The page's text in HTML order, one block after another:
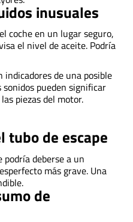
inusuales
coche en un lugar seguro,
el nivel de aceite. Podría
indicadores de una posible
pueden significar
piezas del motor.
tubo de escape
podría deberse a un
más grave. Una
de